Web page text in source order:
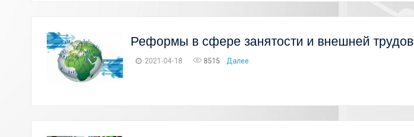
Реформы в сфере занятости и внешней
2021-04-18 8515 Далее